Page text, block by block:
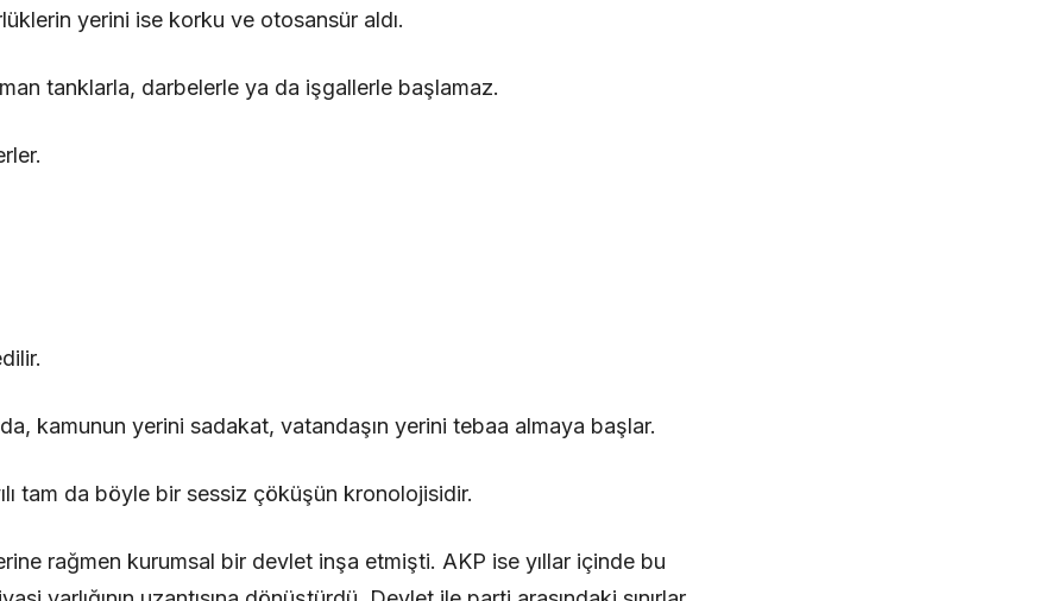
yerini ise korku ve otosansür aldı.
tanklarla, darbelerle ya da işgallerle başlamaz.
kamunun yerini sadakat, vatandaşın yerini tebaa almaya başlar.
tam da böyle bir sessiz çöküşün kronolojisidir.
rağmen kurumsal bir devlet inşa etmişti. AKP ise yıllar içinde bu